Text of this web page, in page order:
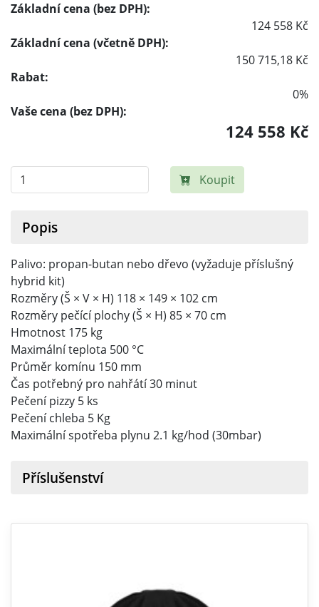
Základní cena (bez DPH):
124 558 Kč
Základní cena (včetně DPH):
150 715,18 Kč
Rabat:
0%
Vaše cena (bez DPH):
124 558 Kč
Koupit
Popis
Palivo: propan-butan nebo dřevo (vyžaduje příslušný
hybrid kit)
Rozměry (Š × V × H) 118 × 149 × 102 cm
Rozměry pečící plochy (Š × H) 85 × 70 cm
Hmotnost 175 kg
Maximální teplota 500 °C
Průměr komínu 150 mm
Čas potřebný pro nahřátí 30 minut
Pečení pizzy 5 ks
Pečení chleba 5 Kg
Maximální spotřeba plynu 2.1 kg/hod (30mbar)
Příslušenství